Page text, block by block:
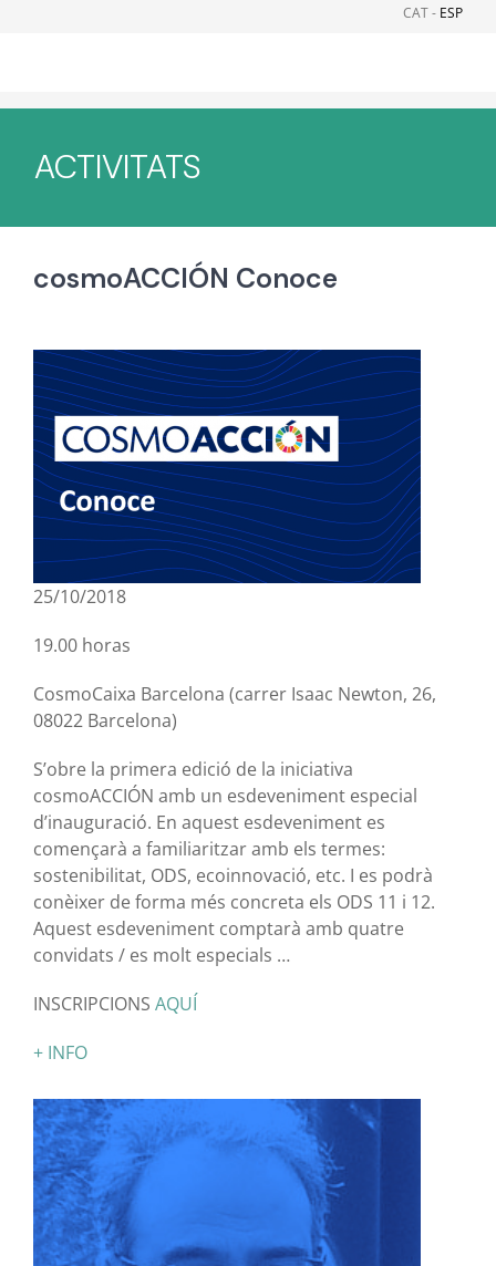
CAT - ESP
ACTIVITATS
cosmoACCIÓN Conoce
25/10/2018
19.00 horas
CosmoCaixa Barcelona (carrer Isaac Newton, 26,
08022 Barcelona)
S’obre la primera edició de la iniciativa
cosmoACCIÓN amb un esdeveniment especial
d’inauguració. En aquest esdeveniment es
començarà a familiaritzar amb els termes:
sostenibilitat, ODS, ecoinnovació, etc. I es podrà
conèixer de forma més concreta els ODS 11 i 12.
Aquest esdeveniment comptarà amb quatre
convidats / es molt especials …
INSCRIPCIONS AQUÍ
+ INFO